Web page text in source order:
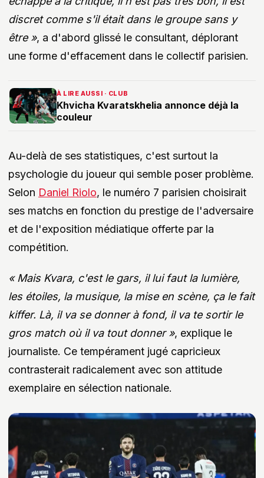
discret comme s'il était dans le groupe sans y
être », a d'abord glissé le consultant, déplorant
une forme d'effacement dans le collectif parisien.
À LIRE AUSSI · CLUB
Khvicha Kvaratskhelia annonce déjà la
couleur
Au-delà de ses statistiques, c'est surtout la
psychologie du joueur qui semble poser problème.
Selon Daniel Riolo, le numéro 7 parisien choisirait
ses matchs en fonction du prestige de l'adversaire
et de l'exposition médiatique offerte par la
compétition.
« Mais Kvara, c'est le gars, il lui faut la lumière,
les étoiles, la musique, la mise en scène, ça le fait
kiffer. Là, il va se donner à fond, il va te sortir le
gros match où il va tout donner », explique le
journaliste. Ce tempérament jugé capricieux
contrasterait radicalement avec son attitude
exemplaire en sélection nationale.